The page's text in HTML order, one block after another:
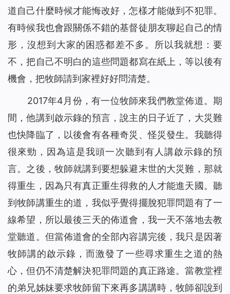
道自己什麼時候才能悔改好，怎樣才能做到不犯罪。
有時候我也會跟關係不錯的基督徒朋友聊起自己的情
形，沒想到大家的困惑都差不多。所以我就想：要
不，把自己不明白的這些問題都寫在紙上，等以後有
機會，把牧師請到家裡好好問清楚。
2017年4月份，有一位牧師來我們教堂佈道。期
間，他講到啟示錄的預言，說主的日子近了，大災難
也快降臨了，以後會有各種奇災、怪災發生。我聽得
很來勁，因為這是我頭一次聽到有人講啟示錄的預
言。之後，牧師就講到要想躲避末世的大災難，那就
得重生，因為只有真正重生得救的人才能進天國。聽
到牧師講重生的道，我似乎覺得擺脫犯罪問題有了一
線希望，所以最後三天的佈道會，我一天不落地去教
堂聽道。但當佈道會的全部內容講完後，我只是因著
牧師講的啟示錄，而激發了一些尋求重生之道的熱
心，但仍不清楚解決犯罪問題的真正路途。當教堂裡
的弟兄姊妹要求牧師留下來再多講講時，牧師卻說到